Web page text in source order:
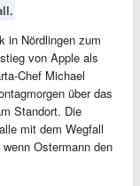
in Nördlingen zum
von Apple als
Chef Michael
über das
Standort. Die
mit dem Wegfall
Ostermann den